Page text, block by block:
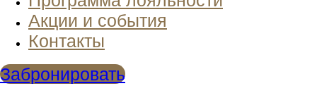
Акции и события
Контакты
Забронировать